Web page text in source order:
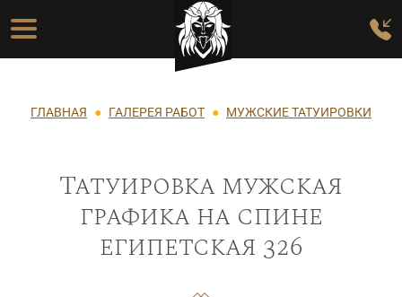
Перейти к основному содержанию
Основная навигация
Строка навигации
ГЛАВНАЯ ГАЛЕРЕЯ РАБОТ МУЖСКИЕ ТАТУИРОВКИ
Татуировка мужская
графика на спине
египетская 326